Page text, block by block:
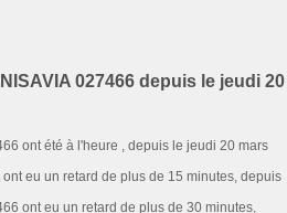
027466 depuis le jeudi 20
ont été à l'heure , depuis le jeudi 20 mars
eu un retard de plus de 15 minutes, depuis
ont eu un retard de plus de 30 minutes,